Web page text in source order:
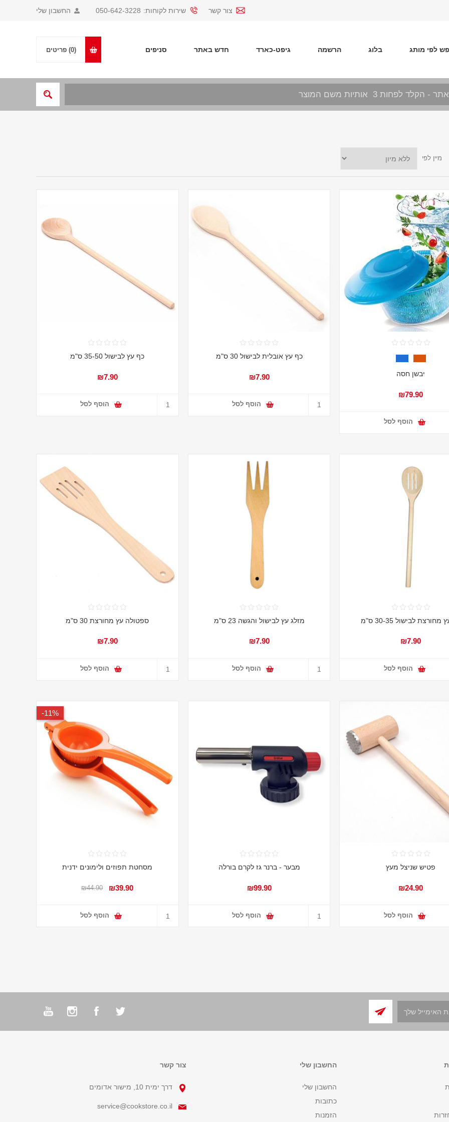
החשבון שלי צור קשר שירות לקוחות: 050-642-3228
לפי מותג בלוג הרשמה גיפט-כארד חדש באתר סניפים (0) פריטים
מיין לפי
יבשן חסה
₪79.90
הוסף לסל
כף עץ אובלית לבישול 30 ס"מ
₪7.90
הוסף לסל
כף עץ לבישול 35-50 ס"מ
₪7.90
הוסף לסל
לבישול 30-35 ס"מ
₪7.90
הוסף לסל
מזלג עץ לבישול והגשה 23 ס"מ
₪7.90
הוסף לסל
ספטולה עץ מחורצת 30 ס"מ
₪7.90
הוסף לסל
פטיש שניצל מעץ
₪24.90
הוסף לסל
מבער - ברנר גז לקרם בורלה
₪99.90
הוסף לסל
11%-
מסחטת תפוזים ולימונים ידנית
₪39.90
₪44.90
הוסף לסל
החשבון שלי
החשבון שלי
כתובות
הזמנות
צור קשר
דרך ימית 10, מישור אדומים
service@cookstore.co.il